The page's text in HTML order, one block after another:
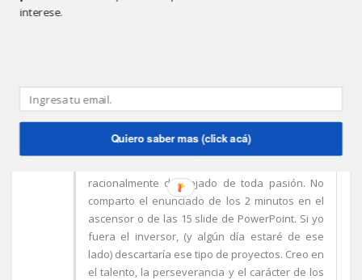
ANÓNIMO 8:47 P.M.
Creo que escribir la planificación de un negocio
positivo para el propietario de la idea. Mucho
racionalmente despojado de toda pasión. No
comparto el enunciado de los 2 minutos en el
ascensor o de las 15 slide de PowerPoint. Si yo
fuera el inversor, (y algún día estaré de ese
lado) descartaría ese tipo de proyectos. Creo en
el talento, la perseverancia y el carácter de los
interese.
Quiero saber mas (click acá)